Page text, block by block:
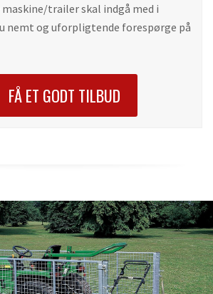
trailer skal indgå med i
nemt og uforpligtende forespørge på
FÅ ET GODT TILBUD